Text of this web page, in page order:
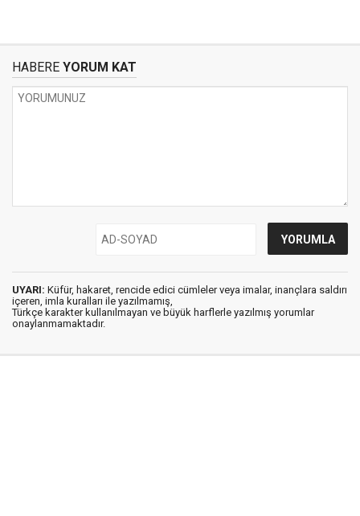
HABERE YORUM KAT
UYARI: Küfür, hakaret, rencide edici cümleler veya imalar, inançlara saldırı
içeren, imla kuralları ile yazılmamış,
Türkçe karakter kullanılmayan ve büyük harflerle yazılmış yorumlar
onaylanmamaktadır.